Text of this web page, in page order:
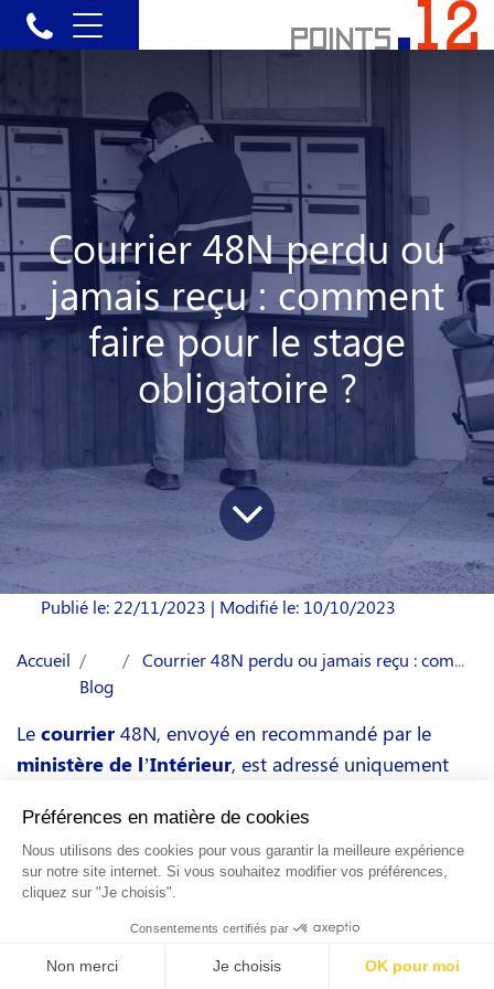
Courrier 48N perdu ou
jamais reçu : comment
faire pour le stage
obligatoire ?
Publié le: 22/11/2023 | Modifié le: 10/10/2023
Accueil
Blog
Courrier 48N perdu ou jamais reçu : comment faire pour le stage obligatoire ?
Le courrier 48N, envoyé en recommandé par le
ministère de l’Intérieur, est adressé uniquement
ont commis une ou plusieurs infractions au Code de
la route ayant entraînéla perte de 3 pointsou plus
sur leur permis de conduire.
d’effectuer un
stage de sensibilisation la sécurité